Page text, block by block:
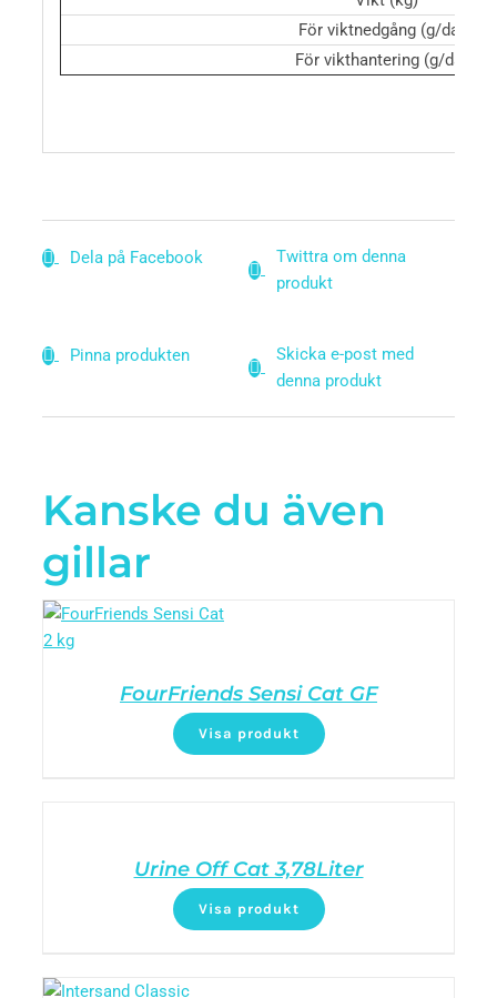
För viktnedgång (g/dag)
För vikthantering (g/dag)
Dela på Facebook
Twittra om denna
produkt
Pinna produkten
Skicka e-post med
denna produkt
Kanske du även
gillar
FourFriends Sensi Cat GF
Visa produkt
Urine Off Cat 3,78Liter
Visa produkt